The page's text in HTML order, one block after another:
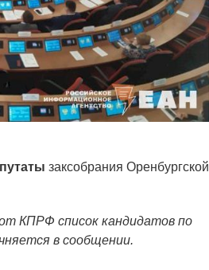
заксобрания Оренбургской
КПРФ список кандидатов по
в сообщении.